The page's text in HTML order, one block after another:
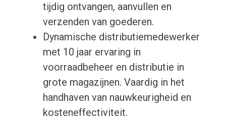
tijdig ontvangen, aanvullen en
verzenden van goederen.
Dynamische distributiemedewerker
met 10 jaar ervaring in
voorraadbeheer en distributie in
grote magazijnen. Vaardig in het
handhaven van nauwkeurigheid en
kosteneffectiviteit.